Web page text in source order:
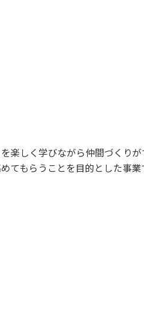
しく学びながら仲間づくり
もらうことを目的とした事業